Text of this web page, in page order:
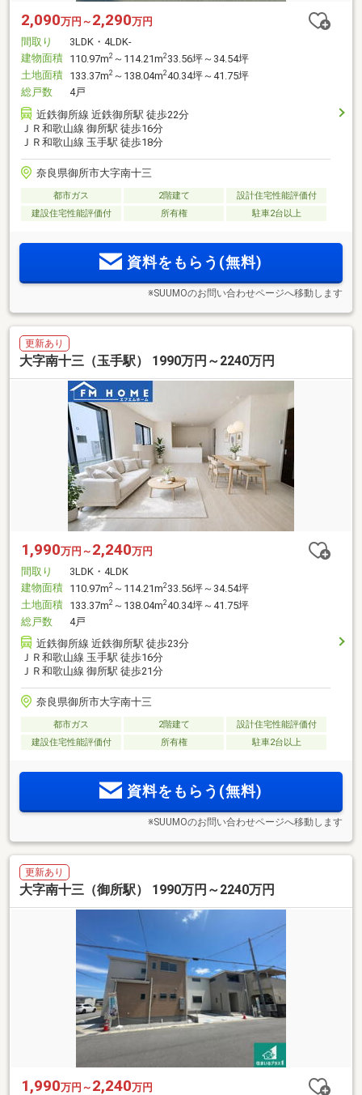
2,090万円～ 2,290万円
間取り
3LDK・4LDK-
建物面積 110.97m2 ～114.21m233.56坪～34.54坪
土地面積 133.37m2 ～138.04m240.34坪～41.75坪
総戸数
4戸
近鉄御所線 近鉄御所駅 徒歩22分
ＪＲ和歌山線 御所駅 徒歩16分
ＪＲ和歌山線 玉手駅 徒歩18分
奈良県御所市大字南十三
都市ガス 2階建て
設計住宅性能評価付
建設住宅性能評価付
所有権 駐車2台以上
資料をもらう(無料)
※SUUMOのお問い合わせページへ移動します
更新あり
大字南十三（玉手駅） 1990万円～2240万円
1,990万円～ 2,240万円
間取り
3LDK・4LDK
建物面積 110.97m2 ～114.21m2 33.56坪～34.54坪
土地面積 133.37m2 ～138.04m240.34坪～41.75坪
総戸数
4戸
近鉄御所線 近鉄御所駅 徒歩23分
ＪＲ和歌山線 玉手駅 徒歩16分
ＪＲ和歌山線 御所駅 徒歩21分
奈良県御所市大字南十三
都市ガス 2階建て
設計住宅性能評価付
建設住宅性能評価付
所有権 駐車2台以上
資料をもらう(無料)
※SUUMOのお問い合わせページへ移動します
更新あり
大字南十三（御所駅） 1990万円～2240万円
1,990万円～ 2,240万円